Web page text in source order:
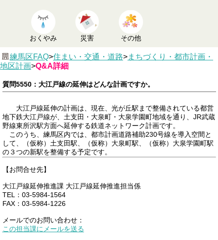
おくやみ 災害 その他
練馬区FAQ>住まい・交通・道路>まちづくり・都市計画・
地区計画>Q&A詳細
質問5550：大江戸線の延伸はどんな計画ですか。
大江戸線延伸の計画は、現在、光が丘駅まで整備されている都営
地下鉄大江戸線が、土支田・大泉町・大泉学園町地域を通り、JR武蔵
野線東所沢駅方面へ延伸する鉄道ネットワーク計画です。
このうち、練馬区内では、都市計画道路補助230号線を導入空間と
して、（仮称）土支田駅、（仮称）大泉町駅、（仮称）大泉学園町駅
の３つの新駅を整備する予定です。
【お問合せ先】
大江戸線延伸推進課 大江戸線延伸推進担当係
TEL：03-5984-1564
FAX：03-5984-1226
メールでのお問い合わせ：
この担当課にメールを送る